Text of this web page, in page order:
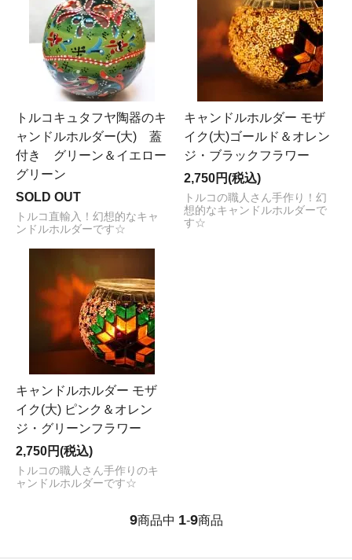
トルコキュタフヤ陶器のキ
ャンドルホルダー(大) 蓋
付き グリーン＆イエロー
グリーン
SOLD OUT
トルコ直輸入！幻想的なキャ
ンドルホルダーです☆
キャンドルホルダー モザ
イク(大)ゴールド＆オレン
ジ・ブラックフラワー
2,750円(税込)
トルコの職人さん手作り！幻
想的なキャンドルホルダーで
す☆
キャンドルホルダー モザ
イク(大) ピンク＆オレン
ジ・グリーンフラワー
2,750円(税込)
トルコの職人さん手作りのキ
ャンドルホルダーです☆
9商品中 1-9商品